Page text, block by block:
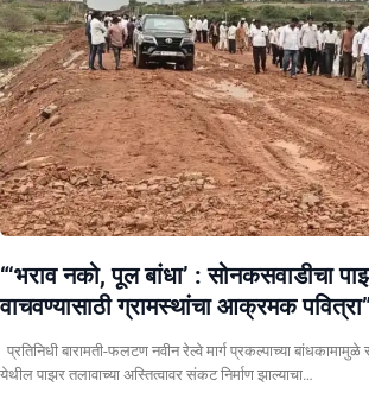
“‘भराव नको, पूल बांधा’ : सोनकसवाडीचा
वाचवण्यासाठी ग्रामस्थांचा आक्रमक
प्रतिनिधी बारामती-फलटण नवीन रेल्वे मार्ग प्रकल्पाच्या बांधकामामुळे
येथील पाझर तलावाच्या अस्तित्वावर संकट निर्माण झाल्याचा…